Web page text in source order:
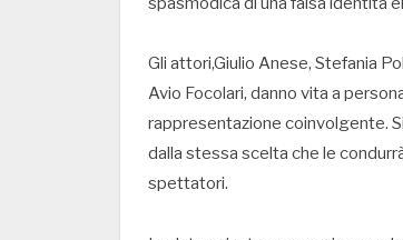
Gli attori,Giulio Anese, Stefania
Avio Focolari, danno vita a
rappresentazione coinvolgente.
dalla stessa scelta che le
spettatori.